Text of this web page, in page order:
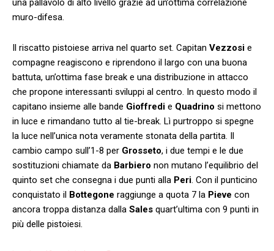
una pallavolo di alto livello grazie ad un’ottima correlazione
muro-difesa.
Il riscatto pistoiese arriva nel quarto set. Capitan Vezzosi e
compagne reagiscono e riprendono il largo con una buona
battuta, un’ottima fase break e una distribuzione in attacco
che propone interessanti sviluppi al centro. In questo modo il
capitano insieme alle bande Gioffredi e Quadrino si mettono
in luce e rimandano tutto al tie-break. Lì purtroppo si spegne
la luce nell’unica nota veramente stonata della partita. Il
cambio campo sull’1-8 per Grosseto, i due tempi e le due
sostituzioni chiamate da Barbiero non mutano l’equilibrio del
quinto set che consegna i due punti alla Peri. Con il punticino
conquistato il Bottegone raggiunge a quota 7 la Pieve con
ancora troppa distanza dalla Sales quart’ultima con 9 punti in
più delle pistoiesi.